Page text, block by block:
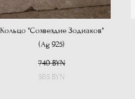
Кольцо "Созвездие Зодиаков"
(Ag 925)
740 BYN
585 BYN